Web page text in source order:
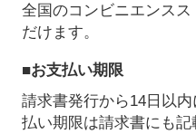
全国のコンビニエンス
だけます。
■お支払い期限
請求書発行から14日以
払い期限は請求書にも記